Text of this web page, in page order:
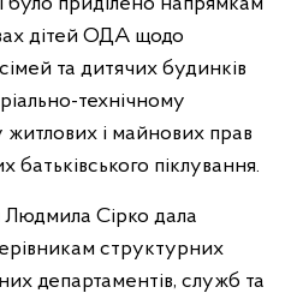
дітей ОДА щодо
та дитячих будинків
технічному
і майнових прав
батьківського піклування.
Сірко дала
структурних
департаментів, служб та